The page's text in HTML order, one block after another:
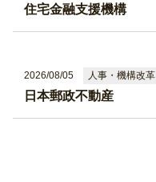
住宅金融支援機構
2026/08/05 人事・機構改革
日本郵政不動産